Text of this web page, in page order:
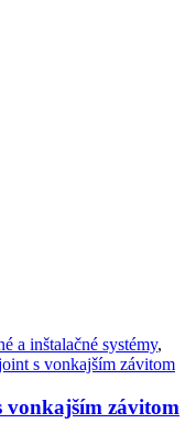
a inštalačné systémy,
s vonkajším závitom
závitom